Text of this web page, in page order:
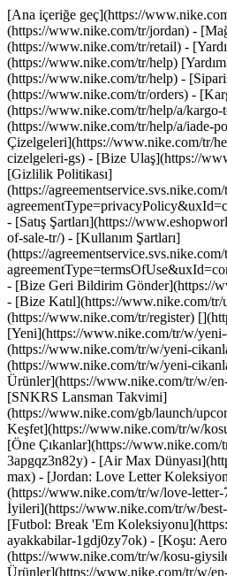
[Ana içeriğe geç](https://
(https://www.nike.com/tr/jordan) -
(https://www.nike.com/tr/retail) -
(https://www.nike.com/tr/help)
(https://www.nike.com/tr/help) -
(https://www.nike.com/tr/orders) -
(https://www.nike.com/tr/help/a/kargo-
(https://www.nike.com/tr/help/a/iade-
Çizelgeleri](https://www.nike.com/tr/
cizelgeleri-gs) - [Bize Ulaş](https://
[Gizlilik Politikası]
(https://
- [Satış Şartları](https://
of-sale-tr/) - [Kullanım Şartları]
(https://
- [Bize Geri Bildirim Gönder](https://
- [Bize Katıl](https://www.nike.com/
(https://www.nike.com/tr/register)
[Yeni](https://www.nike.com/tr/w/
(https://www.nike.com/tr/w/yeni-
(https://www.nike.com/tr/w/yeni-
Ürünler](https://www.nike.com/tr/w/
[SNKRS Lansman Takvimi]
(https://www.nike.com/gb/launch/
Keşfet](https://www.nike.com/tr/w/
[Öne Çıkanlar](https://
3apgqz3n82y) - [Air Max
max) - [Jordan: Love Letter
(https://www.nike.com/tr/w/love-letter-
İyileri](https://www.nike.com/tr/w/
[Futbol: Break 'Em
ayakkabilar-1gdj0zy7ok) - [Koşu:
(https://www.nike.com/tr/w/kosu-
Ürünler](https://www.nike.com/tr/w/